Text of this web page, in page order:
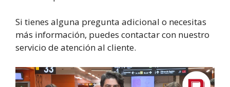
Si tienes alguna pregunta adicional o necesitas
más información, puedes contactar con nuestro
servicio de atención al cliente.